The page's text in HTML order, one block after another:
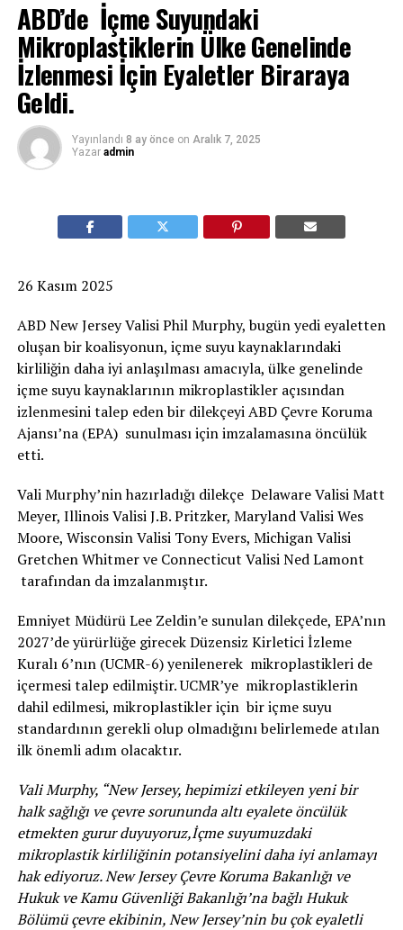
ABD’de İçme Suyundaki
Mikroplastiklerin Ülke Genelinde
İzlenmesi İçin Eyaletler Biraraya
Geldi.
Yayınlandı 8 ay önce on Aralık 7, 2025
Yazar admin
26 Kasım 2025
ABD New Jersey Valisi Phil Murphy, bugün yedi eyaletten
oluşan bir koalisyonun, içme suyu kaynaklarındaki
kirliliğin daha iyi anlaşılması amacıyla, ülke genelinde
içme suyu kaynaklarının mikroplastikler açısından
izlenmesini talep eden bir dilekçeyi ABD Çevre Koruma
Ajansı’na (EPA) sunulması için imzalamasına öncülük
etti.
Vali Murphy’nin hazırladığı dilekçe Delaware Valisi Matt
Meyer, Illinois Valisi J.B. Pritzker, Maryland Valisi Wes
Moore, Wisconsin Valisi Tony Evers, Michigan Valisi
Gretchen Whitmer ve Connecticut Valisi Ned Lamont
tarafından da imzalanmıştır.
Emniyet Müdürü Lee Zeldin’e sunulan dilekçede, EPA’nın
2027’de yürürlüğe girecek Düzensiz Kirletici İzleme
Kuralı 6’nın (UCMR-6) yenilenerek mikroplastikleri de
içermesi talep edilmiştir. UCMR’ye mikroplastiklerin
dahil edilmesi, mikroplastikler için bir içme suyu
standardının gerekli olup olmadığını belirlemede atılan
ilk önemli adım olacaktır.
Vali Murphy, “New Jersey, hepimizi etkileyen yeni bir
halk sağlığı ve çevre sorununda altı eyalete öncülük
etmekten gurur duyuyoruz,İçme suyumuzdaki
mikroplastik kirliliğinin potansiyelini daha iyi anlamayı
hak ediyoruz. New Jersey Çevre Koruma Bakanlığı ve
Hukuk ve Kamu Güvenliği Bakanlığı’na bağlı Hukuk
Bölümü çevre ekibinin, New Jersey’nin bu çok eyaletli